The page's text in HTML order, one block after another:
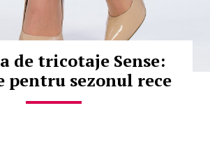
de tricotaje Sense:
pentru sezonul rece